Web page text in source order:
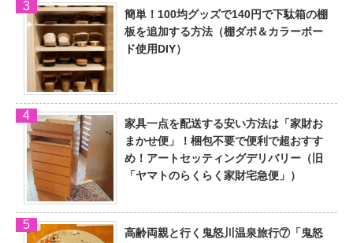
簡単！100均グッズで140円で下駄箱の棚
板を追加する方法（棚ダボ＆カラーボー
ド使用DIY）
家具一点を配送する安い方法は「家財お
まかせ便」！梱包不要で便利で超おすす
め！アートセッティングデリバリー（旧
「ヤマトのらくらく家財宅急便」）
高齢両親と行く鬼怒川温泉旅行⑦「鬼怒